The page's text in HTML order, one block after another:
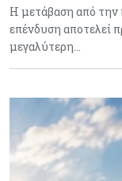
Η μετάβαση από την
επένδυση αποτελεί
μεγαλύτερη…